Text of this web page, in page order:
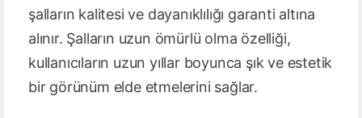
şalların kalitesi ve dayanıklılığı garanti altına
alınır. Şalların uzun ömürlü olma özelliği,
kullanıcıların uzun yıllar boyunca şık ve estetik
bir görünüm elde etmelerini sağlar.